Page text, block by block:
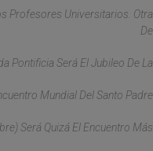
Profesores Universitarios. Otra
De
Pontificia Será El Jubileo De La
Mundial Del Santo Padre
Será Quizá El Encuentro Más